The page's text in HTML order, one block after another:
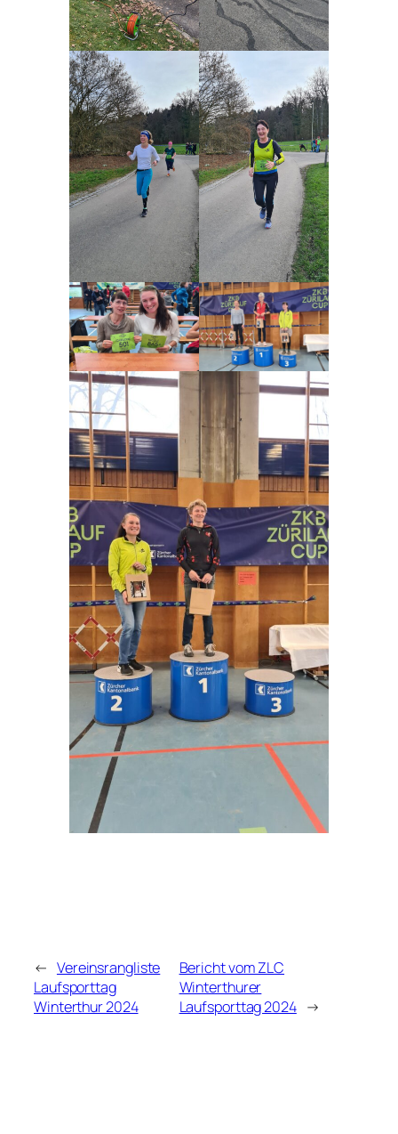
← Vereinsrangliste
Laufsporttag
Winterthur 2024
Bericht vom ZLC
Winterthurer
Laufsporttag 2024 →